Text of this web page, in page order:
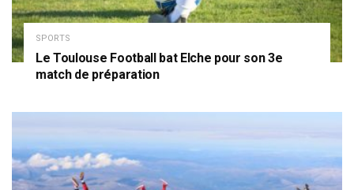
SPORTS
Le Toulouse Football bat Elche pour son 3e
match de préparation